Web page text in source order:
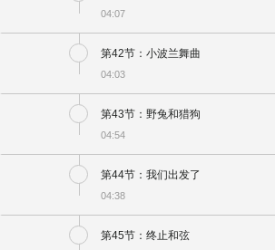
04:07
第42节：小波兰舞曲
04:03
第43节：野兔和猎狗
04:54
第44节：我们出发了
04:38
第45节：终止和弦